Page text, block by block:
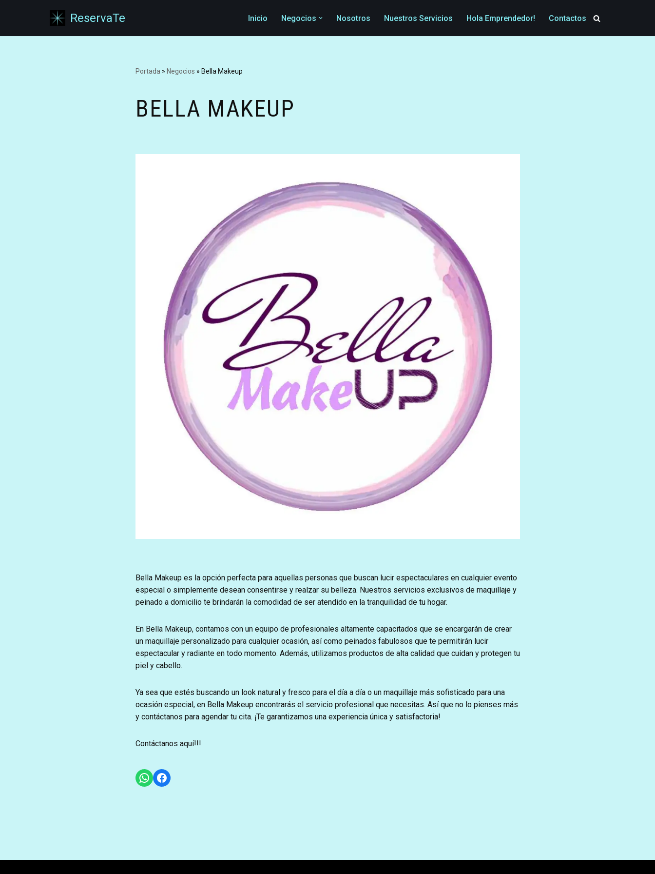
al
ReservaTe Inicio Negocios Nosotros Nuestros Servicios Hola Emprendedor! Contactos
Portada » Negocios » Bella Makeup
BELLA MAKEUP
Bella Makeup es la opción perfecta para aquellas personas que buscan lucir espectaculares en cualquier evento
especial o simplemente desean consentirse y realzar su belleza. Nuestros servicios exclusivos de maquillaje y
peinado a domicilio te brindarán la comodidad de ser atendido en la tranquilidad de tu hogar.
En Bella Makeup, contamos con un equipo de profesionales altamente capacitados que se encargarán de crear
un maquillaje personalizado para cualquier ocasión, así como peinados fabulosos que te permitirán lucir
espectacular y radiante en todo momento. Además, utilizamos productos de alta calidad que cuidan y protegen tu
piel y cabello.
Ya sea que estés buscando un look natural y fresco para el día a día o un maquillaje más sofisticado para una
ocasión especial, en Bella Makeup encontrarás el servicio profesional que necesitas. Así que no lo pienses más
y contáctanos para agendar tu cita. ¡Te garantizamos una experiencia única y satisfactoria!
Contáctanos aquí!!!